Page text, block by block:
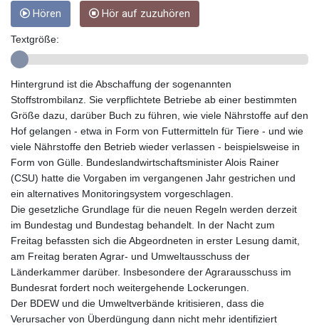
GGP 0.8566
GMD 84.980421
10123.874202
GTQ 8.794891
GYD 241.157003
HKD 9.066767
HNL 30.895616
HRK 7.536622
HTG 150.718127
HUF 363.096405
IDR
20580.370421
ILS 3.468234
IMP 0.8566
INR 110.076256
IQD
1509.981237
IRR
Hören Hör auf zuzuhören
Textgröße:
Hintergrund ist die Abschaffung der sogenannten
Stoffstrombilanz. Sie verpflichtete Betriebe ab einer bestimmten
Größe dazu, darüber Buch zu führen, wie viele Nährstoffe auf den
Hof gelangen - etwa in Form von Futtermitteln für Tiere - und wie
viele Nährstoffe den Betrieb wieder verlassen - beispielsweise in
Form von Gülle. Bundeslandwirtschaftsminister Alois Rainer
(CSU) hatte die Vorgaben im vergangenen Jahr gestrichen und
ein alternatives Monitoringsystem vorgeschlagen.
Die gesetzliche Grundlage für die neuen Regeln werden derzeit
im Bundestag und Bundestag behandelt. In der Nacht zum
Freitag befassten sich die Abgeordneten in erster Lesung damit,
am Freitag beraten Agrar- und Umweltausschuss der
Länderkammer darüber. Insbesondere der Agrarausschuss im
Bundesrat fordert noch weitergehende Lockerungen.
Der BDEW und die Umweltverbände kritisieren, dass die
Verursacher von Überdüngung dann nicht mehr identifiziert